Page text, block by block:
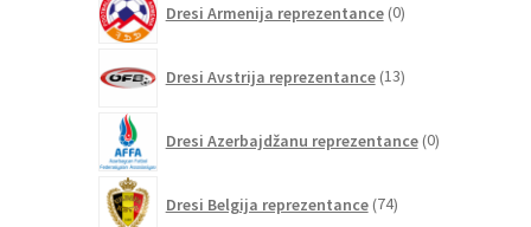
Dresi Armenija reprezentance 0izdelkov
Dresi Avstrija reprezentance 13izdelkov
Dresi Azerbajdžanu reprezentance 0izdelkov
Dresi Belgija reprezentance 74izdelkov